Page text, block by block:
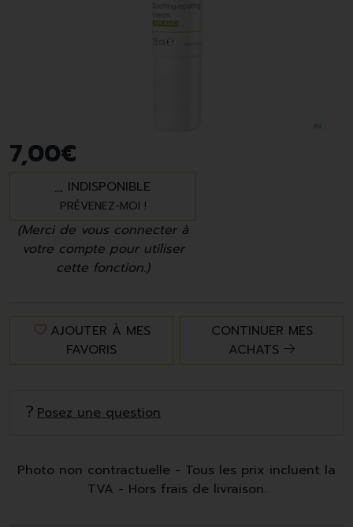
7,00€
INDISPONIBLE
PRÉVENEZ-MOI !
(Merci de vous connecter à
votre compte pour utiliser
cette fonction.)
AJOUTER À MES
FAVORIS
CONTINUER MES
ACHATS
Posez une question
Photo non contractuelle - Tous les prix incluent la
TVA - Hors frais de livraison.